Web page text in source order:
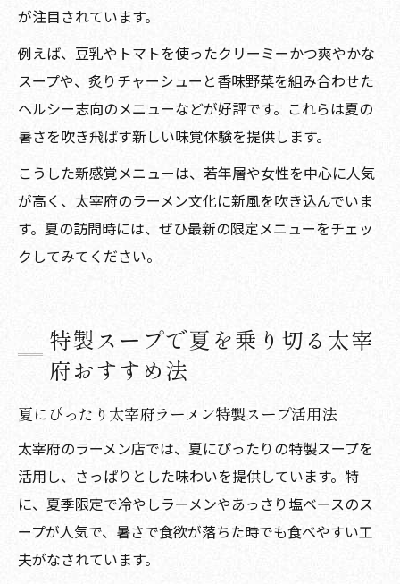
が注目されています。
例えば、豆乳やトマトを使ったクリーミーかつ爽やかな
スープや、炙りチャーシューと香味野菜を組み合わせた
ヘルシー志向のメニューなどが好評です。これらは夏の
暑さを吹き飛ばす新しい味覚体験を提供します。
こうした新感覚メニューは、若年層や女性を中心に人気
が高く、太宰府のラーメン文化に新風を吹き込んでいま
す。夏の訪問時には、ぜひ最新の限定メニューをチェッ
クしてみてください。
特製スープで夏を乗り切る太宰
府おすすめ法
夏にぴったり太宰府ラーメン特製スープ活用法
太宰府のラーメン店では、夏にぴったりの特製スープを
活用し、さっぱりとした味わいを提供しています。特
に、夏季限定で冷やしラーメンやあっさり塩ベースのス
ープが人気で、暑さで食欲が落ちた時でも食べやすい工
夫がなされています。